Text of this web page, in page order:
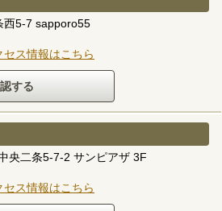
西5-7 sapporo55
ス情報はこちら
央二条5-7-2 サンピアザ 3F
ス情報はこちら